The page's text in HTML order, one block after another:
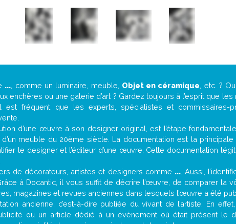
... , comme un luminaire, meuble, Objet en céramique , etc. ?
enchères ou une galerie d’art ? Gardez toujours à l’esprit que
est fréquent que les experts, spécialistes et commissaires-
d’une œuvre à son designer original, est l’étape
d’un meuble du 20ème siècle. La documentation est la
le designer et l’éditeur d’une œuvre. Cette documentation
de décorateurs, artistes et designers comme .... Aussi,
à Docantic, il vous suffit de décrire l’œuvre, de comparer la
magazines et revues anciennes dans lesquels l’œuvre a été
ancienne, c’est-à-dire publiée du vivant de l’artiste. En
ou un article dédié à un évènement où était présent le